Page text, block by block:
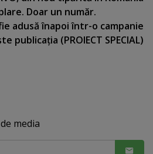
Doar un număr.
adusă înapoi într-o campanie
publicaţia (PROIECT SPECIAL)
media